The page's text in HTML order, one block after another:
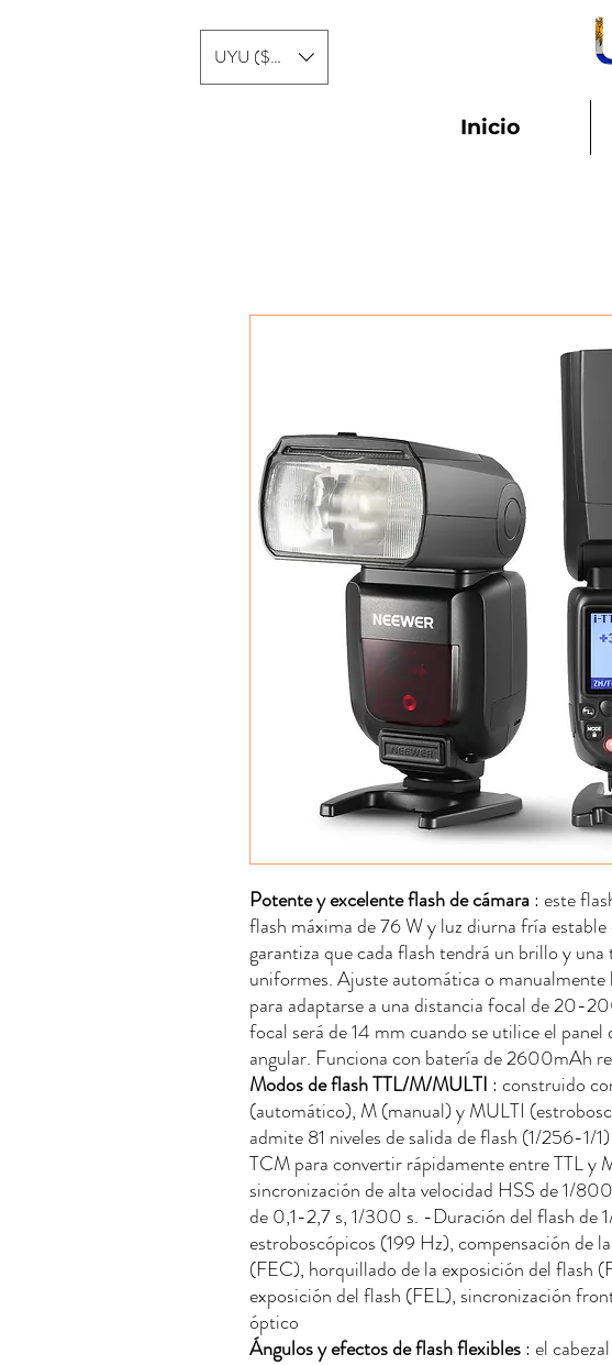
UYU ($U)
Inicio
Potente y excelente flash de cámara: este
flash máxima de 76 W y luz diurna fría
garantiza que cada flash tendrá un brillo y
uniformes. Ajuste automática o
para adaptarse a una distancia focal de 20-
focal será de 14 mm cuando se utilice el panel
angular. Funciona con batería de 2600mAh
Modos de flash TTL/M/MULTI : construido
(automático), M (manual) y MULTI
admite 81 niveles de salida de flash (1/256-1/
TCM para convertir rápidamente entre TTL y
sincronización de alta velocidad HSS de 1/
de 0,1-2,7 s, 1/300 s. -Duración del flash de
estroboscópicos (199 Hz), compensación de
(FEC), horquillado de la exposición del flash
exposición del flash (FEL), sincronización
óptico
Ángulos y efectos de flash flexibles: el